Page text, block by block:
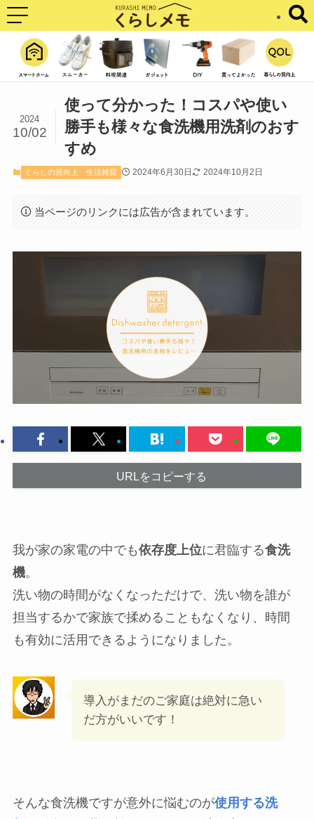
使って分かった！コスパや使い
勝手も様々な食洗機用洗剤のおす
すめ
2024
10/02
くらしの質向上 生活雑貨 2024年6月30日 2024年10月2日
当ページのリンクには広告が含まれています。
URLをコピーする
我が家の家電の中でも依存度上位に君臨する食洗
機。
洗い物の時間がなくなっただけで、洗い物を誰が
担当するかで家族で揉めることもなくなり、時間
も有効に活用できるようになりました。
導入がまだのご家庭は絶対に急い
だ方がいいです！
そんな食洗機ですが意外に悩むのが使用する洗